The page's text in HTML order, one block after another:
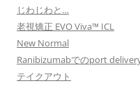
じわじわと…
老視矯正 EVO Viva™ ICL
New Normal
Ranibizumabでのport delivery
テイクアウト